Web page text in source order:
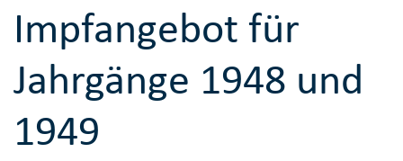
Impfangebot für
Jahrgänge 1948 und
1949